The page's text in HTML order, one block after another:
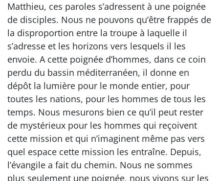
Matthieu, ces paroles s’adressent à une poignée
de disciples. Nous ne pouvons qu’être frappés de
la disproportion entre la troupe à laquelle il
s’adresse et les horizons vers lesquels il les
envoie. A cette poignée d’hommes, dans ce coin
perdu du bassin méditerranéen, il donne en
dépôt la lumière pour le monde entier, pour
toutes les nations, pour les hommes de tous les
temps. Nous mesurons bien ce qu’il peut rester
de mystérieux pour les hommes qui reçoivent
cette mission et qui n’imaginent même pas vers
quel espace cette mission les entraîne. Depuis,
l’évangile a fait du chemin. Nous ne sommes
plus seulement une poignée, nous vivons sur les